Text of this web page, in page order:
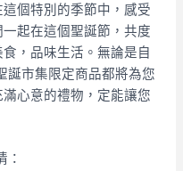
個特別的季節中，感受
起在這個聖誕節，共度
，品味生活。無論是自
誕市集限定商品都將為您
心意的禮物，定能讓您
：